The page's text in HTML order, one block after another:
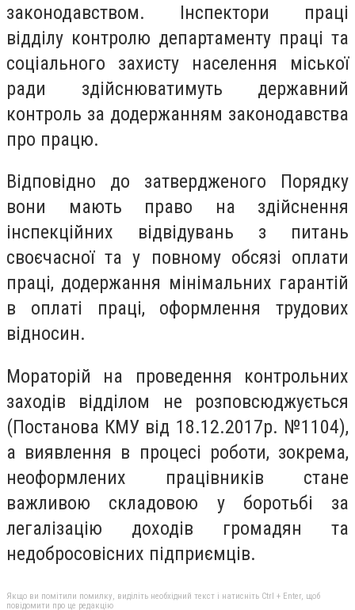
законодавством. Інспектори праці
відділу контролю департаменту праці та
соціального захисту населення міської
ради здійснюватимуть державний
контроль за додержанням законодавства
про працю.
Відповідно до затвердженого Порядку
вони мають право на здійснення
інспекційних відвідувань з питань
своєчасної та у повному обсязі оплати
праці, додержання мінімальних гарантій
в оплаті праці, оформлення трудових
відносин.
Мораторій на проведення контрольних
заходів відділом не розповсюджується
(Постанова КМУ від 18.12.2017р. №1104),
а виявлення в процесі роботи, зокрема,
неоформлених працівників стане
важливою складовою у боротьбі за
легалізацію доходів громадян та
недобросовісних підприємців.
Якщо ви помітили помилку, виділіть необхідний текст і натисніть Ctrl + Enter, щоб
повідомити про це редакцію